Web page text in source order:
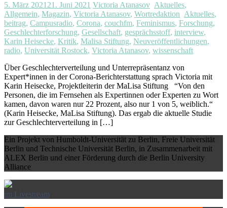
5. März 2021 21. Juni 2021 Victoria Atanasov Aktuelles,
Allgemein, Magazin, Victoria Atanasov, Wortredaktion Aktuelles,
beitrag, Campusradio, Corona, couchfm, Feminismus, Forschung,
Geschlechterforschung, Gesellschaft, gesprächsstoff, interview,
Karin Heisecke, Kritik, Malisa Stiftung, Neuveröffentlichungen,
radio, Universität Rostock, Victoria Atanasov, wissenschaft
Über Geschlechterverteilung und Unterrepräsentanz von
Expert*innen in der Corona-Berichterstattung sprach Victoria mit
Karin Heisecke, Projektleiterin der MaLisa Stiftung “Von den
Personen, die im Fernsehen als Expertinnen oder Experten zu Wort
kamen, davon waren nur 22 Prozent, also nur 1 von 5, weiblich.“
(Karin Heisecke, MaLisa Stiftung). Das ergab die aktuelle Studie
zur Geschlechterverteilung in […]
Ein Projekt von Humboldt-Universität zu Berlin, Freie Universität
Berlin und Technische Universität Berlin, in Zusammenarbeit mit
ALEX Berlin und einer Förderung durch die Berlin University
Alliance
im Livestream